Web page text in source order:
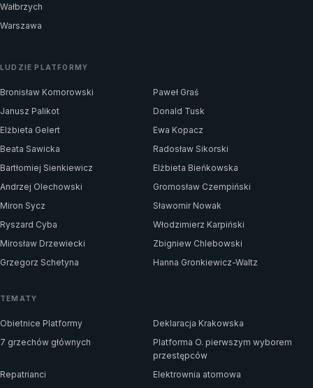
Wałbrzych
Warszawa
LUDZIE PLATFORMY
Bronisław Komorowski
Paweł Graś
Janusz Palikot
Donald Tusk
Elżbieta Gelert
Ewa Kopacz
Beata Sawicka
Radosław Sikorski
Bartłomiej Sienkiewicz
Elżbieta Bieńkowska
Andrzej Olechowski
Gromosław Czempiński
Miron Sycz
Sławomir Nowak
Ryszard Cyba
Włodzimierz Karpiński
Mirosław Drzewiecki
Zbigniew Chlebowski
Grzegorz Schetyna
Hanna Gronkiewicz-Waltz
TEMATY
Obietnice Platformy
Deklaracja Krakowska
7 grzechów głównych
Platforma O. pierwszym wyborem
przestępców
Repatrianci
Elektrownia atomowa